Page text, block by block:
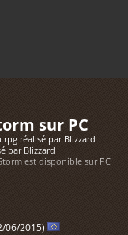
sur PC
réalisé par Blizzard
par Blizzard
est disponible sur PC
06/2015)